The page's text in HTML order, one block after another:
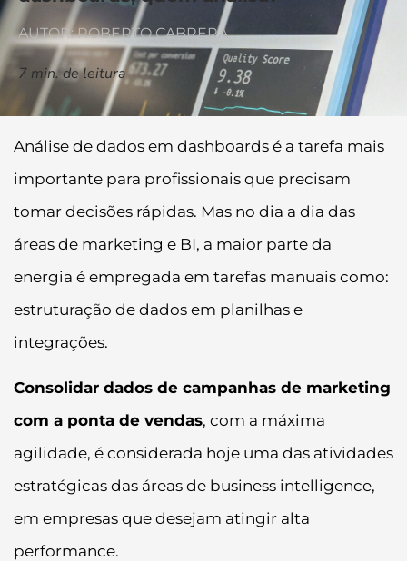
AUTOR: ROBERTO CABRERA
7 min. de leitura
Análise de dados em dashboards é a tarefa mais
importante para profissionais que precisam
tomar decisões rápidas. Mas no dia a dia das
áreas de marketing e BI, a maior parte da
energia é empregada em tarefas manuais como:
estruturação de dados em planilhas e
integrações.
Consolidar dados de campanhas de marketing
com a ponta de vendas, com a máxima
agilidade, é considerada hoje uma das atividades
estratégicas das áreas de business intelligence,
em empresas que desejam atingir alta
performance.